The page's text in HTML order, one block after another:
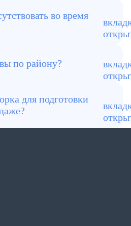
во время
ключи и принять
по району?
Серпухову и
для подготовки
именно
сдачей. Работаем с